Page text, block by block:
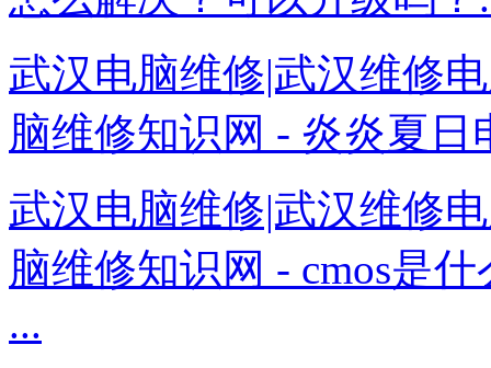
武汉电脑维修|武汉维修
脑维修知识网 - 炎炎夏
武汉电脑维修|武汉维修
脑维修知识网 - cmos是
...